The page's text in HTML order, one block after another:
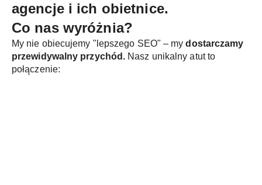
agencje i ich obietnice.
Co nas wyróżnia?
My nie obiecujemy "lepszego SEO" – mydostarczamy
przewidywalny przychód. Nasz unikalny atut to
połączenie: